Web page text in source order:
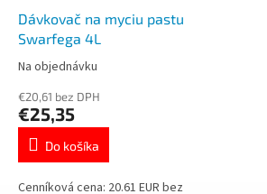
Dávkovač na myciu pastu
Swarfega 4L
Na objednávku
€20,61 bez DPH
€25,35
Do košíka
Cenníková cena: 20.61 EUR bez